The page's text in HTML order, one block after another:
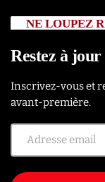
NE LOUPEZ
Restez à
Inscrivez-vous et
avant-première.